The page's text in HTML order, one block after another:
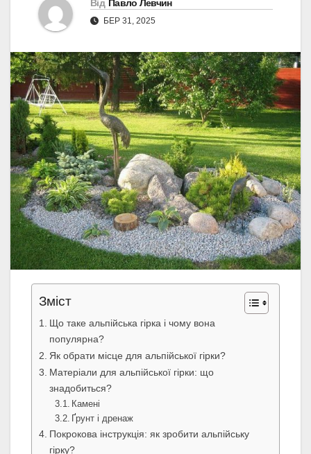
Від Павло Левчин
БЕР 31, 2025
Зміст
Що таке альпійська гірка і чому вона
популярна?
Як обрати місце для альпійської гірки?
Матеріали для альпійської гірки: що
знадобиться?
Камені
Ґрунт і дренаж
Покрокова інструкція: як зробити альпійську
гірку?